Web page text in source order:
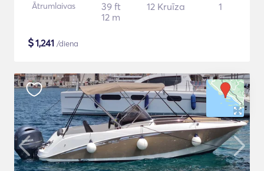
Ātrumlaivas
39 ft
12 m
12 Kruīza 1
$1,241 /diena